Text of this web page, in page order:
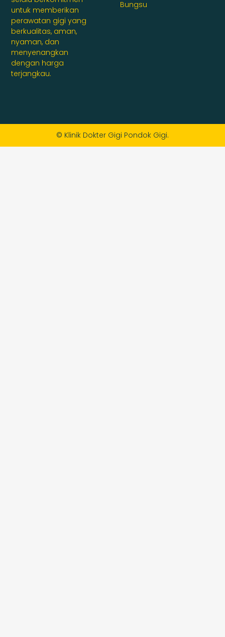
untuk memberikan
perawatan gigi yang
berkualitas, aman,
nyaman, dan
menyenangkan
dengan harga
terjangkau.
Bungsu
© Klinik Dokter Gigi Pondok Gigi.